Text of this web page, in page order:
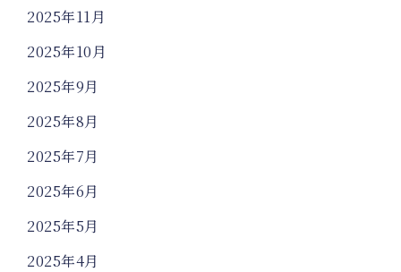
2025年11月
2025年10月
2025年9月
2025年8月
2025年7月
2025年6月
2025年5月
2025年4月